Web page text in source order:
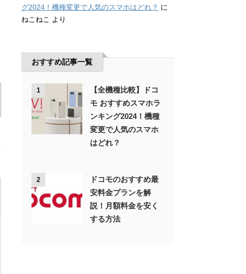
グ2024！機種変更で人気のスマホはどれ？ に
ねこねこ
より
おすすめ記事一覧
1
【全機種比較】ドコ
モ おすすめスマホラ
ンキング2024！機種
変更で人気のスマホ
はどれ？
2
ドコモのおすすめ最
安料金プランを解
説！月額料金を安く
する方法